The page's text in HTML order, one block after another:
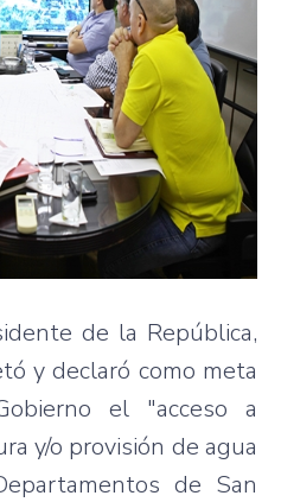
de la República,
y declaró como meta
el "acceso a
y/o provisión de agua
de San